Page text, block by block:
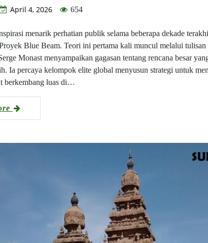
April 4, 2026 654
menarik perhatian publik selama beberapa dekade
Blue Beam. Teori ini pertama kali muncul melalui tulisan
Monast menyampaikan gagasan tentang rencana besar
Ia percaya kelompok elite global menyusun strategi untuk
berkembang luas di…